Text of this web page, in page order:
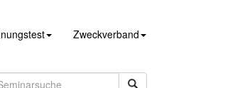
Zweckverband